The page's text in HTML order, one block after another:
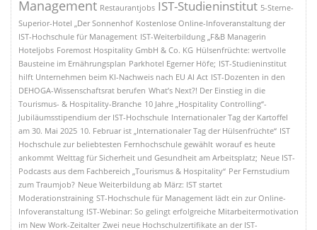
Management Restaurantjobs IST-Studieninstitut 5-Sterne-
Superior-Hotel „Der Sonnenhof Kostenlose Online-Infoveranstaltung der
IST-Hochschule für Management IST-Weiterbildung „F&B Managerin
Hoteljobs Foremost Hospitality GmbH & Co. KG Hülsenfrüchte: wertvolle
Bausteine im Ernährungsplan Parkhotel Egerner Höfe; IST-Studieninstitut
hilft Unternehmen beim KI-Nachweis nach EU AI Act IST-Dozenten in den
DEHOGA-Wissenschaftsrat berufen What’s Next?! Der Einstieg in die
Tourismus- & Hospitality-Branche 10 Jahre „Hospitality Controlling“-
Jubiläumsstipendium der IST-Hochschule Internationaler Tag der Kartoffel
am 30. Mai 2025 10. Februar ist „Internationaler Tag der Hülsenfrüchte“ IST
Hochschule zur beliebtesten Fernhochschule gewählt worauf es heute
ankommt Welttag für Sicherheit und Gesundheit am Arbeitsplatz; Neue IST-
Podcasts aus dem Fachbereich „Tourismus & Hospitality“ Per Fernstudium
zum Traumjob? Neue Weiterbildung ab März: IST startet
Moderationstraining ST-Hochschule für Management lädt ein zur Online-
Infoveranstaltung IST-Webinar: So gelingt erfolgreiche Mitarbeitermotivation
im New Work-Zeitalter Zwei neue Hochschulzertifikate an der IST-